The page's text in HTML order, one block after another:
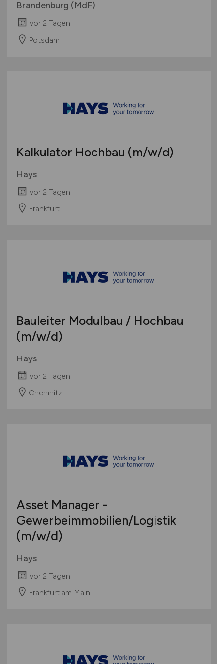
Brandenburg (MdF)
vor 2 Tagen
Potsdam
Kalkulator Hochbau (m/w/d)
Hays
vor 2 Tagen
Frankfurt
Bauleiter Modulbau / Hochbau
(m/w/d)
Hays
vor 2 Tagen
Chemnitz
Asset Manager -
Gewerbeimmobilien/Logistik
(m/w/d)
Hays
vor 2 Tagen
Frankfurt am Main